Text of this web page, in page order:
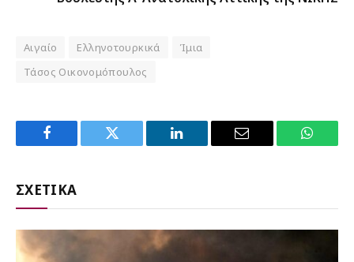
Αιγαίο Ελληνοτουρκικά
Ίμια
Τάσος Οικονομόπουλος
Facebook Twitter LinkedIn Email
ΣΧΕΤΙΚΑ